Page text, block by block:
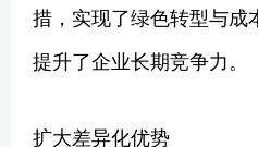
措，实现了绿色转型与成
提升了企业长期竞争力。
扩大差异化优势